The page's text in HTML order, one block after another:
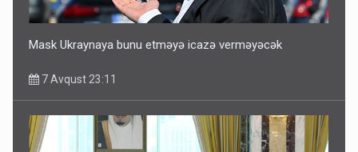
Mask Ukraynaya bunu etməyə icazə verməyəcək
7 Avqust 23:11